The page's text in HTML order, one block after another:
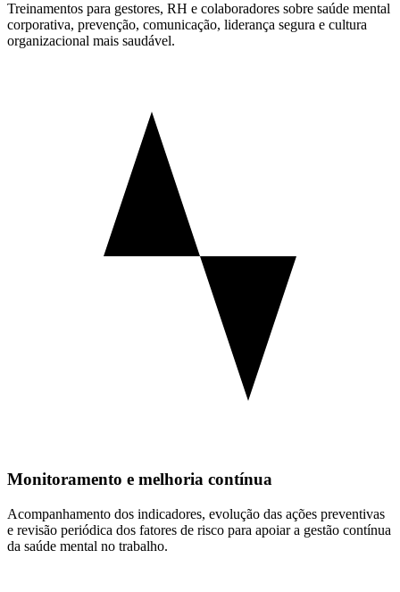
Treinamentos para gestores, RH e colaboradores sobre saúde mental
corporativa, prevenção, comunicação, liderança segura e cultura
organizacional mais saudável.
Monitoramento e melhoria contínua
Acompanhamento dos indicadores, evolução das ações preventivas
e revisão periódica dos fatores de risco para apoiar a gestão contínua
da saúde mental no trabalho.